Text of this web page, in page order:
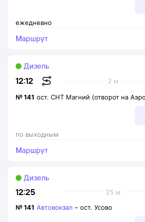
ежедневно
Маршрут
12:12 2 м
Дизель
по выходным
№141 ост. СНТ Магний (отворот на
Маршрут
12:25 25 м
Дизель
№141 Автовокзал – ост. Усово